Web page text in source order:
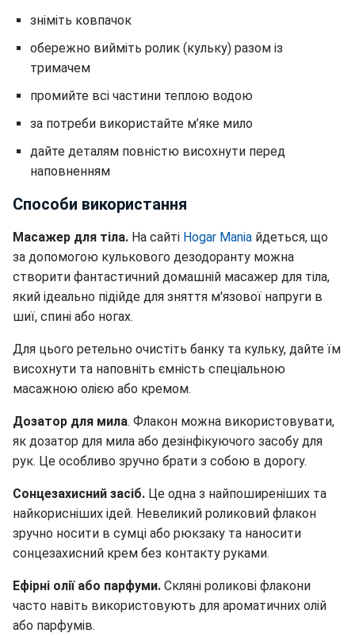
зніміть ковпачок
обережно вийміть ролик (кульку) разом із
тримачем
промийте всі частини теплою водою
за потреби використайте м’яке мило
дайте деталям повністю висохнути перед
наповненням
Способи використання
Масажер для тіла. На сайті Нogar Мania йдеться, що
за допомогою кулькового дезодоранту можна
створити фантастичний домашній масажер для тіла,
який ідеально підійде для зняття м'язової напруги в
шиї, спині або ногах.
Для цього ретельно очистіть банку та кульку, дайте їм
висохнути та наповніть ємність спеціальною
масажною олією або кремом.
Дозатор для мила. Флакон можна використовувати,
як дозатор для мила або дезінфікуючого засобу для
рук. Це особливо зручно брати з собою в дорогу.
Сонцезахисний засіб. Це одна з найпоширеніших та
найкорисніших ідей. Невеликий роликовий флакон
зручно носити в сумці або рюкзаку та наносити
сонцезахисний крем без контакту руками.
Ефірні олії або парфуми. Скляні роликові флакони
часто навіть використовують для ароматичних олій
або парфумів.